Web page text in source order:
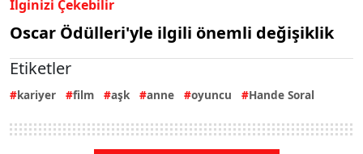
İlginizi Çekebilir
Oscar Ödülleri'yle ilgili önemli değişiklik
Etiketler
kariyer film aşk anne oyuncu Hande Soral